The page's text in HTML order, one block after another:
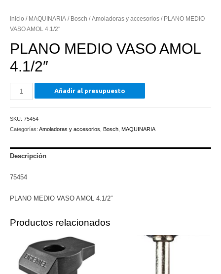
Inicio / MAQUINARIA / Bosch /Amoladoras y accesorios / PLANO MEDIO
VASO AMOL 4.1/2″
PLANO MEDIO VASO AMOL
4.1/2″
PLANO
MEDIO
AMOL
4.1/2"
Añadir al presupuesto
SKU: 75454
Categorías: Amoladoras y accesorios Bosch MAQUINARIA
Descripción
75454
PLANO MEDIO VASO AMOL 4.1/2″
Productos relacionados